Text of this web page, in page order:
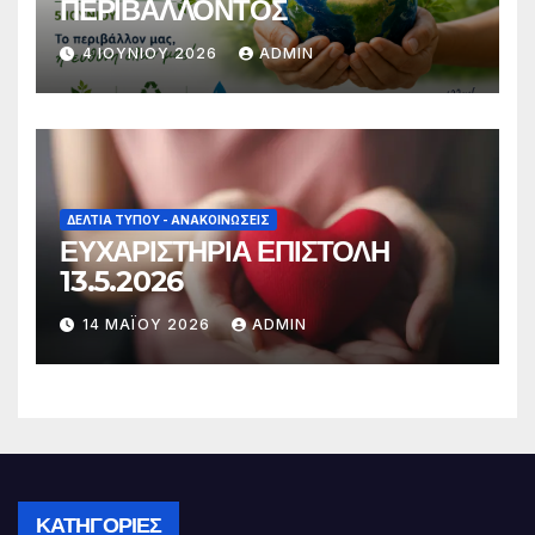
ΠΕΡΙΒΑΛΛΟΝΤΟΣ
4 ΙΟΥΝΊΟΥ 2026 ADMIN
ΔΕΛΤΊΑ ΤΎΠΟΥ - ΑΝΑΚΟΙΝΏΣΕΙΣ
ΕΥΧΑΡΙΣΤΗΡΙΑ ΕΠΙΣΤΟΛΗ
13.5.2026
14 ΜΑΪ́ΟΥ 2026 ADMIN
ΚΑΤΗΓΟΡΊΕΣ